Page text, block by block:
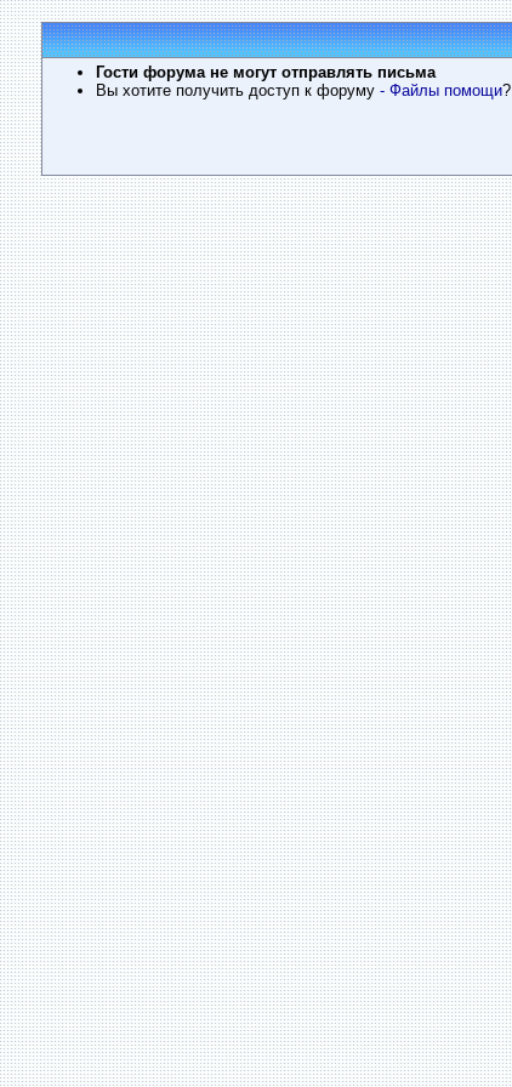
Гости форума не могут отправлять письма
Вы хотите получить доступ к форуму - Файлы помощи?